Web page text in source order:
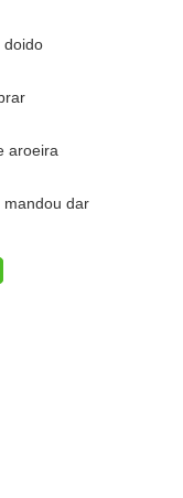
doido
aroeira
mandou dar